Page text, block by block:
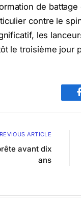
de
contre le
les
le troisième jour
ARTICLE
avant dix
ans